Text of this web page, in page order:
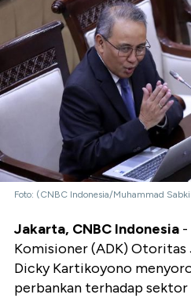
Foto: (CNBC Indonesia/Muhammad Sabki
Jakarta, CNBC Indonesia -
Komisioner (ADK) Otoritas
Dicky Kartikoyono
perbankan terhadap sektor